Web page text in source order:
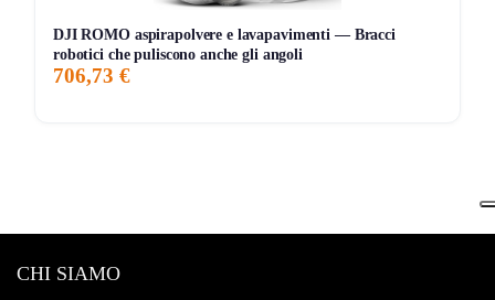
DJI ROMO aspirapolvere e lavapavimenti — Bracci
robotici che puliscono anche gli angoli
706,73 €
CHI SIAMO